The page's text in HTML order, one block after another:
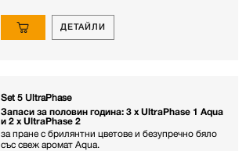
ДЕТАЙЛИ
Set 5 UltraPhase
Запаси за половин година: 3 x UltraPhase 1 Aqua
и 2 x UltraPhase 2
за пране с брилянтни цветове и безупречно бяло
със свеж аромат Aqua.